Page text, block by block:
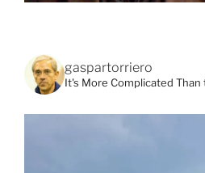
gaspartorriero
It's More Complicated Than